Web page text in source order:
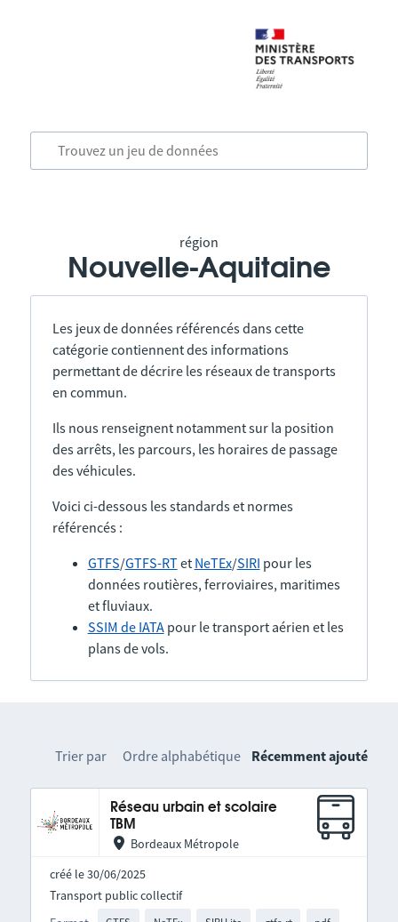
région
Nouvelle-Aquitaine
Les jeux de données référencés dans cette
catégorie contiennent des informations
permettant de décrire les réseaux de transports
en commun.
Ils nous renseignent notamment sur la position
des arrêts, les parcours, les horaires de passage
des véhicules.
Voici ci-dessous les standards et normes
référencés :
GTFS/GTFS-RTet NeTEx/SIRI pour les
données routières, ferroviaires, maritimes
et fluviaux.
SSIM de IATApour le transport aérien et les
plans de vols.
Trier par Ordre alphabétique Récemment ajouté
Réseau urbain et scolaire
TBM
Bordeaux Métropole
créé le 30/06/2025
Transport public collectif